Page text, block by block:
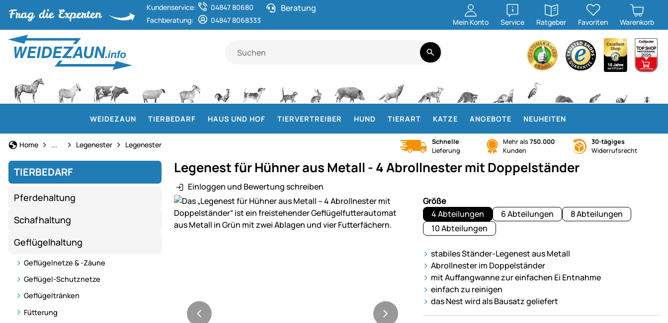
Kundenservice:
04847 80680
Fachberatung:
04847 8068333
Beratung
Mein Konto Service
öffnen
Ratgeber
öffnen
Favoriten Warenkorb
WEIDEZAUN TIERBEDARF HAUS UND HOF TIERVERTREIBER HUND TIERART KATZE ANGEBOTE NEUHEITEN
Home Geflügelhaltung
... Legenester Legenester
Schnelle
Lieferung
Mehr als 750.000
Kunden
30-tägiges
Widerrufsrecht
TIERBEDARF
Pferdehaltung
Schafhaltung
Geflügelhaltung
Geflügelnetze & -Zäune
Geflügel-Schutznetze
Geflügeltränken
Fütterung
Legenest für Hühner aus Metall - 4 Abrollnester mit Doppelständer
Einloggen und Bewertung schreiben
Produktgalerie
Größe
4 Abteilungen
6 Abteilungen
8 Abteilungen
10 Abteilungen
stabiles Ständer-Legenest aus Metall
Abrollnester im Doppelständer
mit Auffangwanne zur einfachen Ei Entnahme
einfach zu reinigen
das Nest wird als Bausatz geliefert